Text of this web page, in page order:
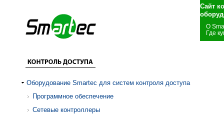
Сайт
О
Где
Оборудование Smartec для систем контроля доступа
Программное обеспечение
Сетевые контроллеры